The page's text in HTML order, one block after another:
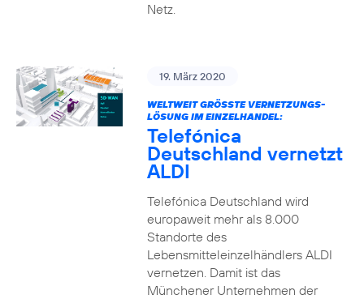
Netz.
19. März 2020
WELTWEIT GRÖSSTE VERNETZUNGS-L
ÖSUNG IM EINZELHANDEL:
Telefónica
Deutschland vernetzt
ALDI
Telefónica Deutschland wird
europaweit mehr als 8.000
Standorte des
Lebensmitteleinzelhändlers ALDI
vernetzen. Damit ist das
Münchener Unternehmen der